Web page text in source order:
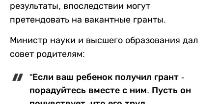
результаты, впоследствии могут
претендовать на вакантные гранты.
Министр науки и высшего образования дал
совет родителям:
"Если ваш ребенок получил грант -
порадуйтесь вместе с ним. Пусть он